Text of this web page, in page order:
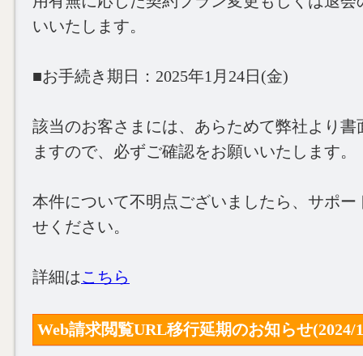
いいたします。
■お手続き期日：2025年1月24日(金)
該当のお客さまには、あらためて弊社より書
ますので、必ずご確認をお願いいたします。
本件について不明点ございましたら、サポー
せください。
詳細はこちら
Web請求閲覧URL移行延期のお知らせ(2024/